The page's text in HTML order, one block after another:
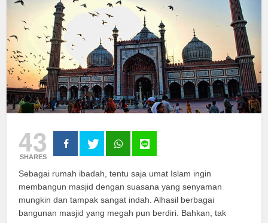
43
SHARES
Sebagai rumah ibadah, tentu saja umat Islam ingin
membangun masjid dengan suasana yang senyaman
mungkin dan tampak sangat indah. Alhasil berbagai
bangunan masjid yang megah pun berdiri. Bahkan, tak